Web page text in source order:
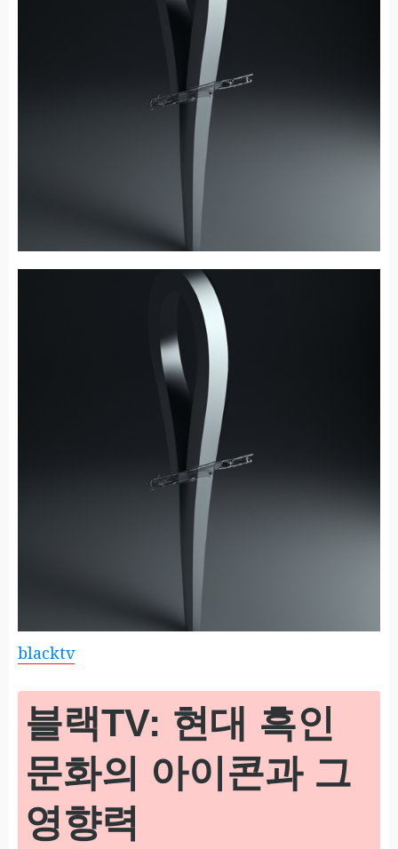
blacktv
블랙TV: 현대 흑인
문화의 아이콘과 그
영향력